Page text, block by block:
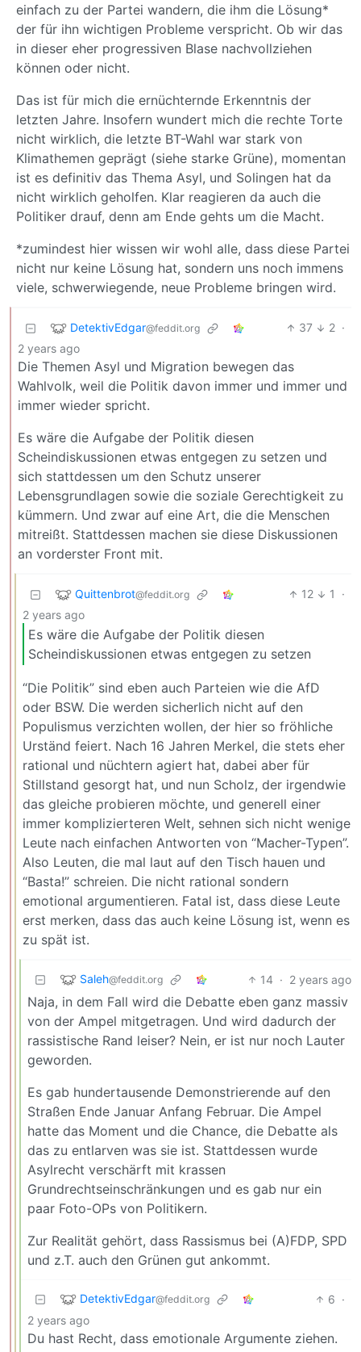
einfach zu der Partei wandern, die ihm die Lösung*
der für ihn wichtigen Probleme verspricht. Ob wir das
in dieser eher progressiven Blase nachvollziehen
können oder nicht.
Das ist für mich die ernüchternde Erkenntnis der
letzten Jahre. Insofern wundert mich die rechte Torte
nicht wirklich, die letzte BT-Wahl war stark von
Klimathemen geprägt (siehe starke Grüne), momentan
ist es definitiv das Thema Asyl, und Solingen hat da
nicht wirklich geholfen. Klar reagieren da auch die
Politiker drauf, denn am Ende gehts um die Macht.
*zumindest hier wissen wir wohl alle, dass diese Partei
nicht nur keine Lösung hat, sondern uns noch immens
viele, schwerwiegende, neue Probleme bringen wird.
DetektivEdgar@feddit.org 37 2 ·
2 years ago
Die Themen Asyl und Migration bewegen das
Wahlvolk, weil die Politik davon immer und immer und
immer wieder spricht.
Es wäre die Aufgabe der Politik diesen
Scheindiskussionen etwas entgegen zu setzen und
sich stattdessen um den Schutz unserer
Lebensgrundlagen sowie die soziale Gerechtigkeit zu
kümmern. Und zwar auf eine Art, die die Menschen
mitreißt. Stattdessen machen sie diese Diskussionen
an vorderster Front mit.
Quittenbrot@feddit.org 12 1
·
2 years ago
Es wäre die Aufgabe der Politik diesen
Scheindiskussionen etwas entgegen zu setzen
“Die Politik” sind eben auch Parteien wie die AfD
oder BSW. Die werden sicherlich nicht auf den
Populismus verzichten wollen, der hier so fröhliche
Urständ feiert. Nach 16 Jahren Merkel, die stets eher
rational und nüchtern agiert hat, dabei aber für
Stillstand gesorgt hat, und nun Scholz, der irgendwie
das gleiche probieren möchte, und generell einer
immer komplizierteren Welt, sehnen sich nicht wenige
Leute nach einfachen Antworten von “Macher-Typen”.
Also Leuten, die mal laut auf den Tisch hauen und
“Basta!” schreien. Die nicht rational sondern
emotional argumentieren. Fatal ist, dass diese Leute
erst merken, dass das auch keine Lösung ist, wenn es
zu spät ist.
Saleh@feddit.org 14 · 2 years ago
Naja, in dem Fall wird die Debatte eben ganz massiv
von der Ampel mitgetragen. Und wird dadurch der
rassistische Rand leiser? Nein, er ist nur noch Lauter
geworden.
Es gab hundertausende Demonstrierende auf den
Straßen Ende Januar Anfang Februar. Die Ampel
hatte das Moment und die Chance, die Debatte als
das zu entlarven was sie ist. Stattdessen wurde
Asylrecht verschärft mit krassen
Grundrechtseinschränkungen und es gab nur ein
paar Foto-OPs von Politikern.
Zur Realität gehört, dass Rassismus bei (A)FDP, SPD
und z.T. auch den Grünen gut ankommt.
DetektivEdgar@feddit.org 6 ·
2 years ago
Du hast Recht, dass emotionale Argumente ziehen.